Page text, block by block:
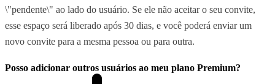
\"pendente\" ao lado do usuário. Se ele não aceitar o seu convite,
esse espaço será liberado após 30 dias, e você poderá enviar um
novo convite para a mesma pessoa ou para outra.
Posso adicionar outros usuários ao meu plano Premium?